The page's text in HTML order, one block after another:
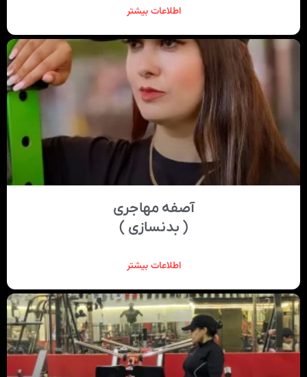
اطلاعات بیشتر
آصفه مهاجری
( بدنسازی )
اطلاعات بیشتر